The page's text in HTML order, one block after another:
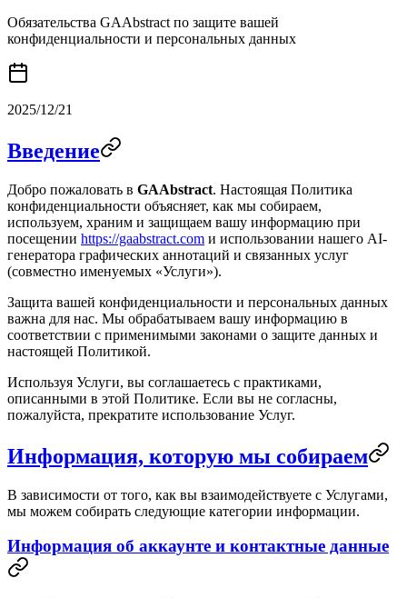
Обязательства GAAbstract по защите вашей
конфиденциальности и персональных данных
2025/12/21
Введение
Добро пожаловать в GAAbstract. Настоящая Политика
конфиденциальности объясняет, как мы собираем,
используем, храним и защищаем вашу информацию при
посещении https://gaabstract.com и использовании нашего AI-
генератора графических аннотаций и связанных услуг
(совместно именуемых «Услуги»).
Защита вашей конфиденциальности и персональных данных
важна для нас. Мы обрабатываем вашу информацию в
соответствии с применимыми законами о защите данных и
настоящей Политикой.
Используя Услуги, вы соглашаетесь с практиками,
описанными в этой Политике. Если вы не согласны,
пожалуйста, прекратите использование Услуг.
Информация, которую мы собираем
В зависимости от того, как вы взаимодействуете с Услугами,
мы можем собирать следующие категории информации.
Информация об аккаунте и контактные данные